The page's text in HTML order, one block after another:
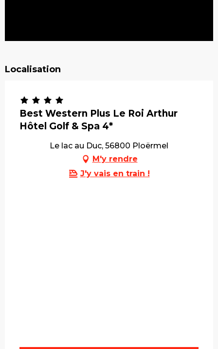
Localisation
Best Western Plus Le Roi Arthur
Hôtel Golf & Spa 4*
Le lac au Duc, 56800 Ploërmel
M'y rendre
J'y vais en train !